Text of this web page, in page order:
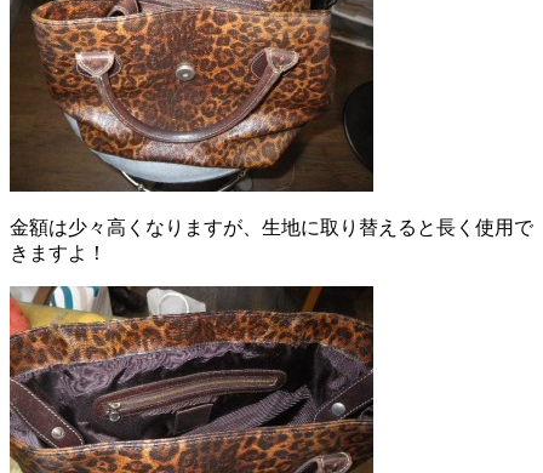
金額は少々高くなりますが、生地に取り替えると長く使用で
きますよ！